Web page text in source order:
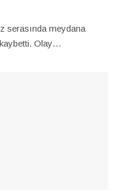
serasında meydana
kaybetti. Olay…